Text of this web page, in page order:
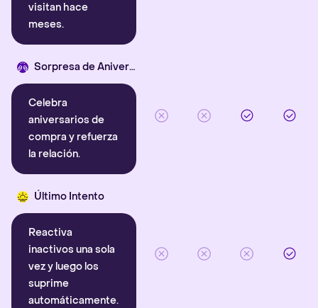
visitan hace
meses.
Sorpresa de Aniversario
Celebra
aniversarios de
compra y refuerza
la relación.
Último Intento
Reactiva
inactivos una sola
vez y luego los
suprime
automáticamente.